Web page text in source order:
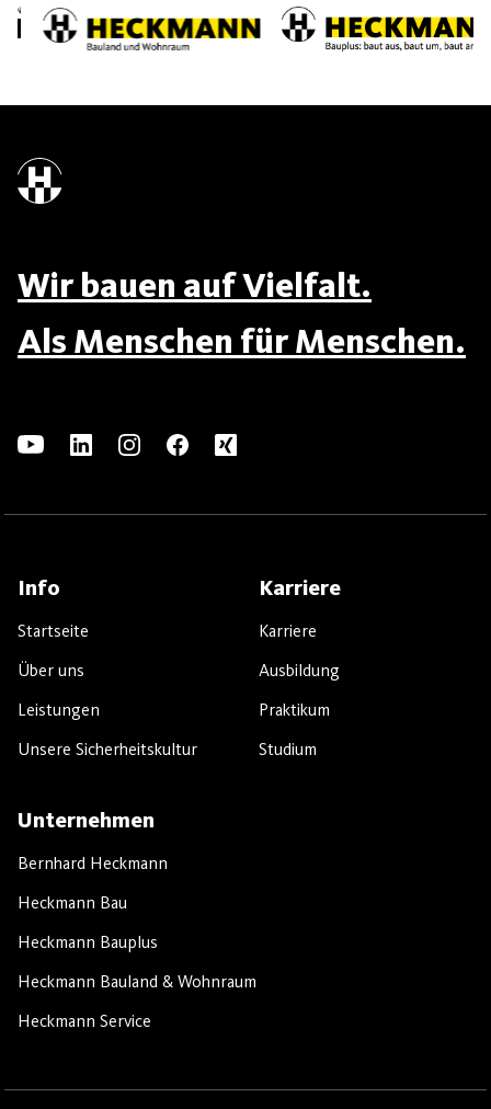
Wir bauen auf Vielfalt.
Als Menschen für Menschen.
Info
Startseite
Über uns
Leistungen
Unsere Sicherheitskultur
Karriere
Karriere
Ausbildung
Praktikum
Studium
Unternehmen
Bernhard Heckmann
Heckmann Bau
Heckmann Bauplus
Heckmann Bauland & Wohnraum
Heckmann Service